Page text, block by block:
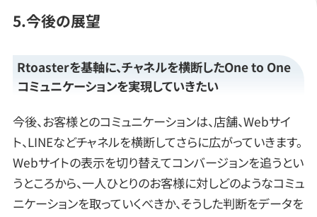
5.今後の展望
Rtoasterを基軸に、チャネルを横断したOne to One
コミュニケーションを実現していきたい
今後、お客様とのコミュニケーションは、店舗、Webサイ
ト、LINEなどチャネルを横断してさらに広がっていきます。
Webサイトの表示を切り替えてコンバージョンを追うとい
うところから、一人ひとりのお客様に対しどのようなコミュ
ニケーションを取っていくべきか、そうした判断をデータを